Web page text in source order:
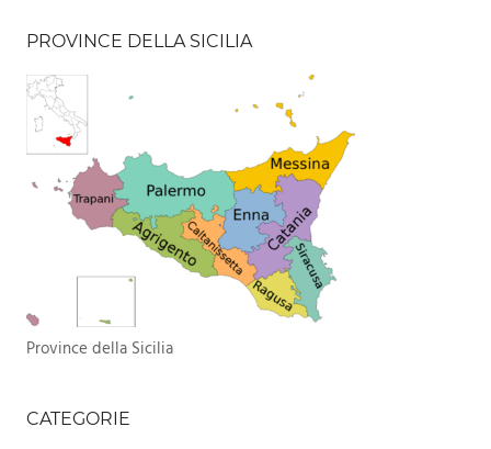
PROVINCE DELLA SICILIA
Province della Sicilia
CATEGORIE